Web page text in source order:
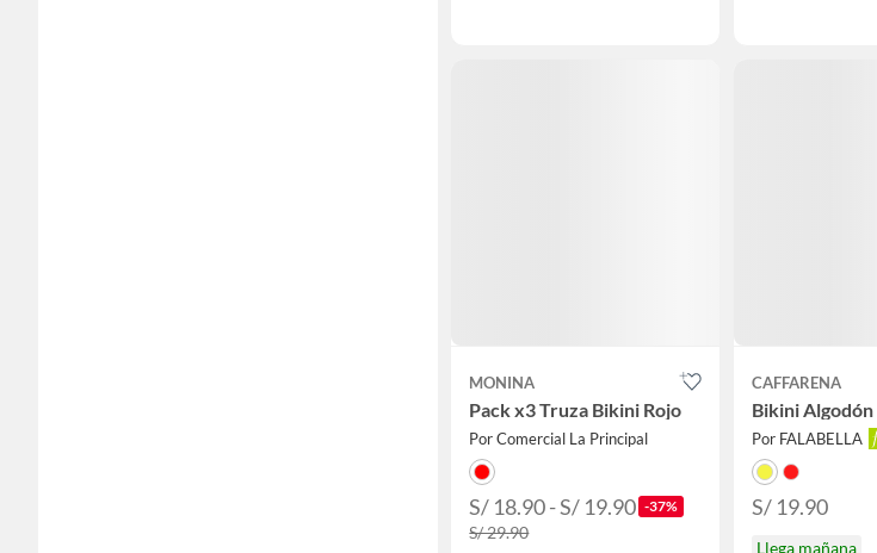
MONINA
Pack x3 Truza Bikini Rojo
Por Comercial La Principal
S/ 18.90 - S/ 19.90 -37%
S/ 29.90
CAFFARENA
Bikini Algodón
Por FALABELLA
S/ 19.90
Llega mañana